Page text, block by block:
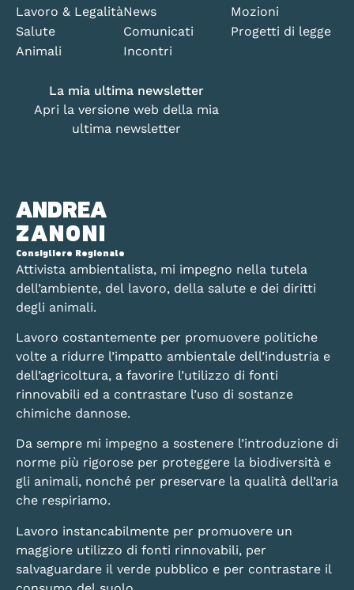
ANDREA
ZANONI
Consigliere Regionale
Attivista ambientalista, mi impegno nella tutela
dell’ambiente, del lavoro, della salute e dei diritti
degli animali.
Lavoro costantemente per promuovere politiche
volte a ridurre l’impatto ambientale dell’industria e
dell’agricoltura, a favorire l’utilizzo di fonti
rinnovabili ed a contrastare l’uso di sostanze
chimiche dannose.
Da sempre mi impegno a sostenere l’introduzione di
norme più rigorose per proteggere la biodiversità e
gli animali, nonché per preservare la qualità dell’aria
che respiriamo.
Lavoro instancabilmente per promuovere un
maggiore utilizzo di fonti rinnovabili, per
salvaguardare il verde pubblico e per contrastare il
Lavoro & Legalità
Salute
Animali
News
Comunicati
Incontri
Mozioni
Progetti di legge
La mia ultima newsletter
Apri la versione web della mia
ultima newsletter